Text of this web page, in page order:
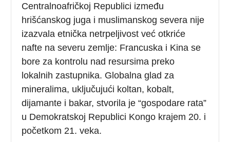
Centralnoafričkoj Republici između
hrišćanskog juga i muslimanskog severa nije
izazvala etnička netrpeljivost već otkriće
nafte na severu zemlje: Francuska i Kina se
bore za kontrolu nad resursima preko
lokalnih zastupnika. Globalna glad za
mineralima, uključujući koltan, kobalt,
dijamante i bakar, stvorila je “gospodare rata”
u Demokratskoj Republici Kongo krajem 20. i
početkom 21. veka.